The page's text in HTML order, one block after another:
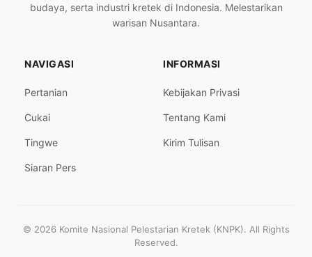
budaya, serta industri kretek di Indonesia. Melestarikan
warisan Nusantara.
NAVIGASI
Pertanian
Cukai
Tingwe
Siaran Pers
INFORMASI
Kebijakan Privasi
Tentang Kami
Kirim Tulisan
© 2026 Komite Nasional Pelestarian Kretek (KNPK). All Rights
Reserved.